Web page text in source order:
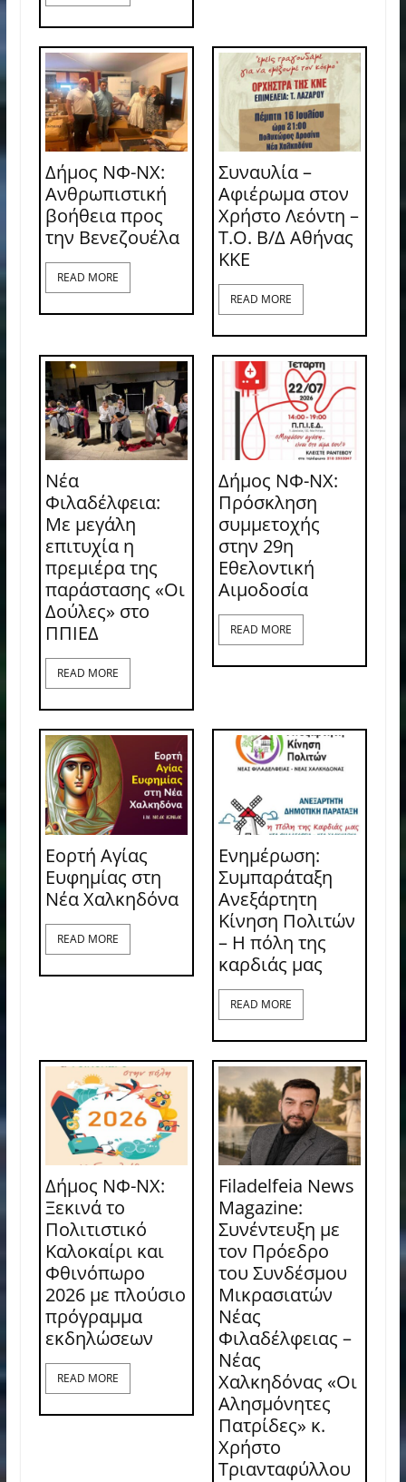
Δήμος ΝΦ-ΝΧ:
Ανθρωπιστική
βοήθεια προς
την Βενεζουέλα
READ MORE
Συναυλία –
Αφιέρωμα στον
Χρήστο Λεόντη –
Τ.Ο. Β/Δ Αθήνας
ΚΚΕ
READ MORE
Νέα
Φιλαδέλφεια:
Με μεγάλη
επιτυχία η
πρεμιέρα της
παράστασης «Οι
Δούλες» στο
ΠΠΙΕΔ
READ MORE
Δήμος ΝΦ-ΝΧ:
Πρόσκληση
συμμετοχής
στην 29η
Εθελοντική
Αιμοδοσία
READ MORE
Εορτή Αγίας
Ευφημίας στη
Νέα Χαλκηδόνα
READ MORE
Ενημέρωση:
Συμπαράταξη
Ανεξάρτητη
Κίνηση Πολιτών
– Η πόλη της
καρδιάς μας
READ MORE
Δήμος ΝΦ-ΝΧ:
Ξεκινά το
Πολιτιστικό
Καλοκαίρι και
Φθινόπωρο
2026 με πλούσιο
πρόγραμμα
εκδηλώσεων
READ MORE
Filadelfeia News
Magazine:
Συνέντευξη με
τον Πρόεδρο
του Συνδέσμου
Μικρασιατών
Νέας
Φιλαδέλφειας –
Νέας
Χαλκηδόνας «Οι
Αλησμόνητες
Πατρίδες» κ.
Χρήστο
Τριανταφύλλου